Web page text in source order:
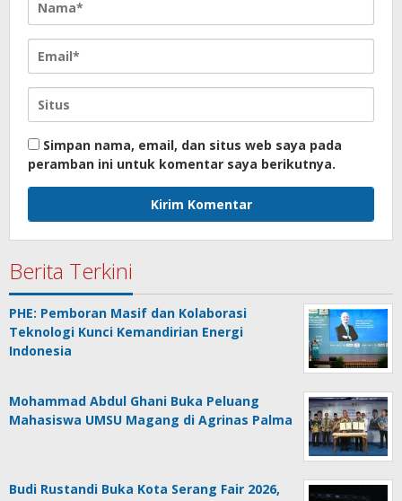
Simpan nama, email, dan situs web saya pada
peramban ini untuk komentar saya berikutnya.
Berita Terkini
PHE: Pemboran Masif dan Kolaborasi
Teknologi Kunci Kemandirian Energi
Indonesia
Mohammad Abdul Ghani Buka Peluang
Mahasiswa UMSU Magang di Agrinas Palma
Budi Rustandi Buka Kota Serang Fair 2026,